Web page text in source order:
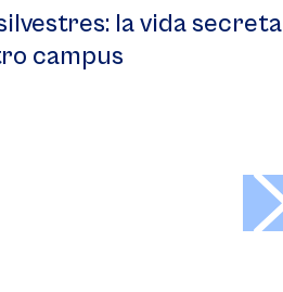
la vida secreta
campus